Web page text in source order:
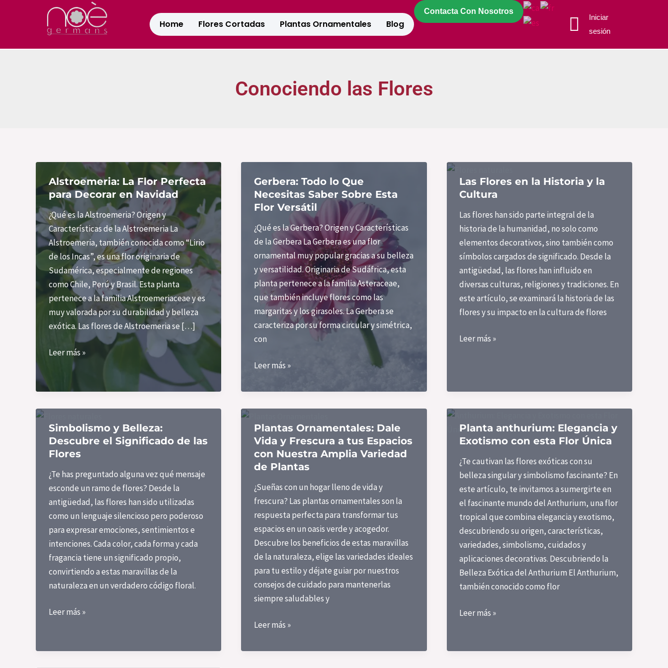
Home Flores Cortadas Plantas Ornamentales Blog
Contacta Con Nosotros
Iniciar
sesión
Conociendo las Flores
Alstroemeria: La Flor Perfecta
para Decorar en Navidad
¿Qué es la Alstroemeria? Origen y
Características de la Alstroemeria La
Alstroemeria, también conocida como “Lirio
de los Incas”, es una flor originaria de
Sudamérica, especialmente de regiones
como Chile, Perú y Brasil. Esta planta
pertenece a la familia Alstroemeriaceae y es
muy valorada por su durabilidad y belleza
exótica. Las flores de Alstroemeria se […]
Alstroemeria:
Perfecta
para
Decorar
en
Navidad
Leer más »
Gerbera: Todo lo Que
Necesitas Saber Sobre Esta
Flor Versátil
¿Qué es la Gerbera? Origen y Características
de la Gerbera La Gerbera es una flor
ornamental muy popular gracias a su belleza
y versatilidad. Originaria de Sudáfrica, esta
planta pertenece a la familia Asteraceae,
que también incluye flores como las
margaritas y los girasoles. La Gerbera se
caracteriza por su forma circular y simétrica,
con
Gerbera:
lo
Que
Saber
Esta
Versátil
Leer más »
Las Flores en la Historia y la
Cultura
Las flores han sido parte integral de la
historia de la humanidad, no solo como
elementos decorativos, sino también como
símbolos cargados de significado. Desde la
antigüedad, las flores han influido en
diversas culturas, religiones y tradiciones. En
este artículo, se examinará la historia de las
flores y su impacto en la cultura de flores
Las
Historia
y
Cultura
Leer más »
Simbolismo y Belleza:
Descubre el Significado de las
Flores
¿Te has preguntado alguna vez qué mensaje
esconde un ramo de flores? Desde la
antigüedad, las flores han sido utilizadas
como un lenguaje silencioso pero poderoso
para expresar emociones, sentimientos e
intenciones. Cada color, cada forma y cada
fragancia tiene un significado propio,
convirtiendo a estas maravillas de la
naturaleza en un verdadero código floral.
Simbolismo
Descubre
Leer más »
Plantas Ornamentales: Dale
Vida y Frescura a tus Espacios
con Nuestra Amplia Variedad
de Plantas
¿Sueñas con un hogar lleno de vida y
frescura? Las plantas ornamentales son la
respuesta perfecta para transformar tus
espacios en un oasis verde y acogedor.
Descubre los beneficios de estas maravillas
de la naturaleza, elige las variedades ideales
para tu estilo y déjate guiar por nuestros
consejos de cuidado para mantenerlas
siempre saludables y
Plantas
Dale
Leer más »
Planta anthurium: Elegancia y
Exotismo con esta Flor Única
¿Te cautivan las flores exóticas con su
belleza singular y simbolismo fascinante? En
este artículo, te invitamos a sumergirte en
el fascinante mundo del Anthurium, una flor
tropical que combina elegancia y exotismo,
descubriendo su origen, características,
variedades, simbolismo, cuidados y
aplicaciones decorativas. Descubriendo la
Belleza Exótica del Anthurium El Anthurium,
también conocido como flor
Planta
y
Leer más »